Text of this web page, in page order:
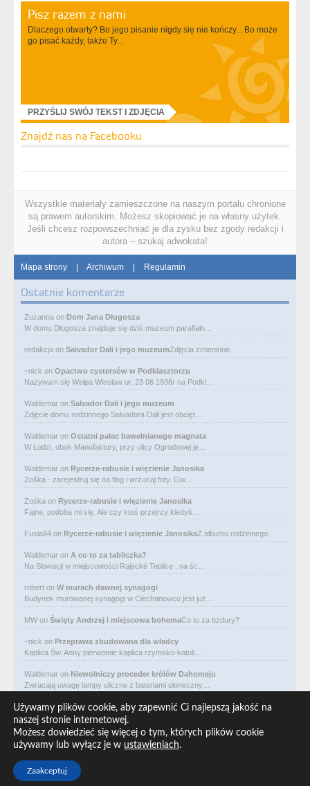
Pisz razem z nami
Dlaczego otwarty? Bo jego pisanie nigdy się nie kończy... Bo może
go pisać każdy, także Ty...
PRZYŚLIJ SWÓJ TEKST I ZDJĘCIA
Znajdź nas na Facebooku
Wszystkie materiały zamieszczone na naszym portalu chronione
są prawem autorskim. Możesz skopiować je na własny użytek.
Jeśli chcesz rozpowszechniać je dla zysku bez zgody redakcji i
autora – szukaj adwokata!
Mapa strony Archiwum Regulamin
Ostatnie komentarze
Zuzanna on Dom Jana Długosza
W domu Długosza znajduje się dziś muzeum parafialn…
redakcja on Salvador Dali i jego muzeumZdjęcia zmienione.
~nick on Opactwo cystersów w Podklasztorzu
Nazywam się Wełpa Wiesław ur. 23 06 1936r na Podkl…
Waldemar on Salvador Dali i jego muzeum
Zdjęcie domu rodzinnego Salvadora Dali jest obcięt…
Waldemar on Ostatni pałac bawełnianego magnata
W Łodzi, obok Manufaktury, przy ulicy Ogrodowej je…
Waldemar on Rycerze-rabusie i więzienie Janosika
Zośka - zarejestruj się na flog i wrzucaj foty. Gw…
Zośka on Rycerze-rabusie i więzienie Janosika
Fajne, podoba mi się. Ale czy ktoś przejrzy kiedyś…
Fusia84 on Rycerze-rabusie i więzienie JanosikaZ albumu rodzinnego.
Waldemar on A co to za tabliczka?
Na Słowacji w miejscowości Rajecké Teplice , na śc…
robert on W murach dawnej synagogi
Budynek murowanej synagogi w Ciechanowcu jest już…
MW on Święty Andrzej i miejscowa bohemaCo to za bzdury?
~nick on Przeprawa zbudowana dla władcy
Kaplica Św. Anny pierwotnie kaplica rzymsko-katoli…
Waldemar on Niewolniczy proceder królów Dahomeju
Zwracają uwagę lampy uliczne z bateriami słoneczny…
Waldemar on Adam Asnyk. Poeta z mojego miasta
CIEKAWOSTKA że pod banderą Malty pływa statek m/v…
Waldemar on
Historia na Wawelskim Wzgórzu
Michał Bogoria Skotnicki (1775–1808). Portret Mich…
Używamy plików cookie, aby zapewnić Ci najlepszą jakość na
naszej stronie internetowej.
Możesz dowiedzieć się więcej o tym, których plików cookie
używamy lub wyłącz je w ustawieniach.
Zaakceptuj